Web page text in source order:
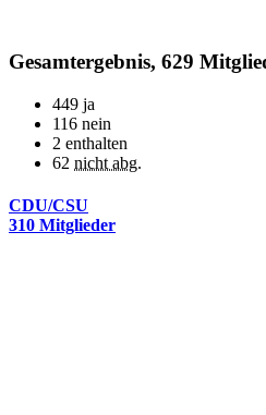
Gesamtergebnis, 629
449 ja
116 nein
2 enthalten
62 nicht abg.
CDU/CSU
310 Mitglieder